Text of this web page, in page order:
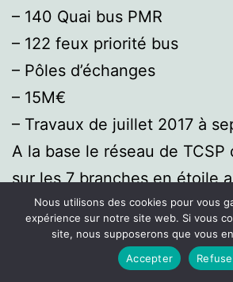
– 140 Quai bus PMR
– 122 feux priorité bus
– Pôles d’échanges
– 15M€
– Travaux de juillet 2017 à
A la base le réseau de TCSP
sur les 7 branches en étoile
en mode tramway ou BHNS
Nous utilisons des cookies pour vous
expérience sur notre site web. Si vous
site, nous supposerons que vous
Accepter